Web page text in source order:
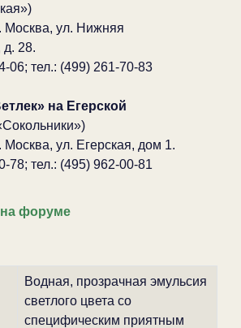
Москва, ул. Нижняя
д. 28.
06; тел.: (499) 261-70-83
на Егерской
Москва, ул. Егерская, дом 1.
78; тел.: (495) 962-00-81
форуме
Водная, прозрачная эмульсия
светлого цвета со
специфическим приятным